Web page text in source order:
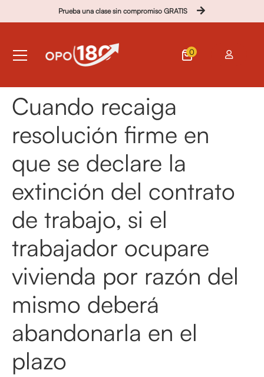
Prueba una clase sin compromiso GRATIS
0
Cuando recaiga
resolución firme en
que se declare la
extinción del contrato
de trabajo, si el
trabajador ocupare
vivienda por razón del
mismo deberá
abandonarla en el
plazo